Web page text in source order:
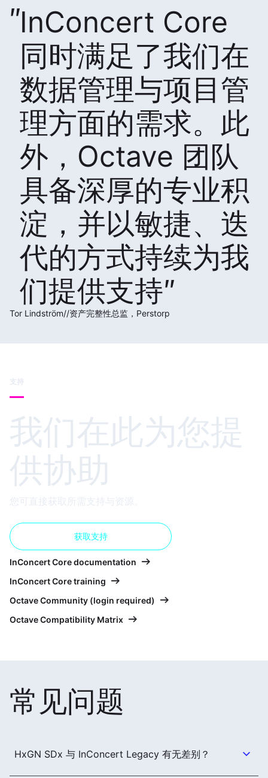
InConcert Core
同时满足了我们在
数据管理与项目管
理方面的需求。此
外，Octave 团队
具备深厚的专业积
淀，并以敏捷、迭
代的方式持续为我
们提供支持
Tor Lindström//资产完整性总监，Perstorp
支持
我们在此为您提
供协助
您可直接获取所需支持与资源。
获取支持
InConcert Core documentation
InConcert Core training
Octave Community (login required)
Octave Compatibility Matrix
常见问题
HxGN SDx 与 InConcert Legacy 有无差别？